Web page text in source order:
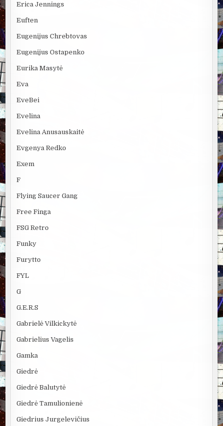
Erica Jennings
Euften
Eugenijus Chrebtovas
Eugenijus Ostapenko
Eurika Masytė
Eva
EveBei
Evelina
Evelina Anusauskaitė
Evgenya Redko
Exem
F
Flying Saucer Gang
Free Finga
FSG Retro
Funky
Furytto
FYL
G
G.E.R.S
Gabrielė Vilkickytė
Gabrielius Vagelis
Gamka
Giedrė
Giedrė Balutytė
Giedrė Tamulionienė
Giedrius Jurgelevičius